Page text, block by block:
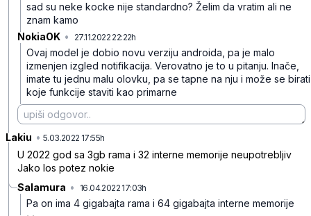
sad su neke kocke nije standardno? Želim da vratim ali ne
znam kamo
NokiaOK • 27.11.2022 22:22h
Ovaj model je dobio novu verziju androida, pa je malo
izmenjen izgled notifikacija. Verovatno je to u pitanju. Inače,
imate tu jednu malu olovku, pa se tapne na nju i može se birati
koje funkcije staviti kao primarne
Lakiu • 5.03.2022 17:55h
U 2022 god sa 3gb rama i 32 interne memorije neupotrebljiv
Jako los potez nokie
Salamura • 16.04.2022 17:03h
Pa on ima 4 gigabajta rama i 64 gigabajta interne memorije